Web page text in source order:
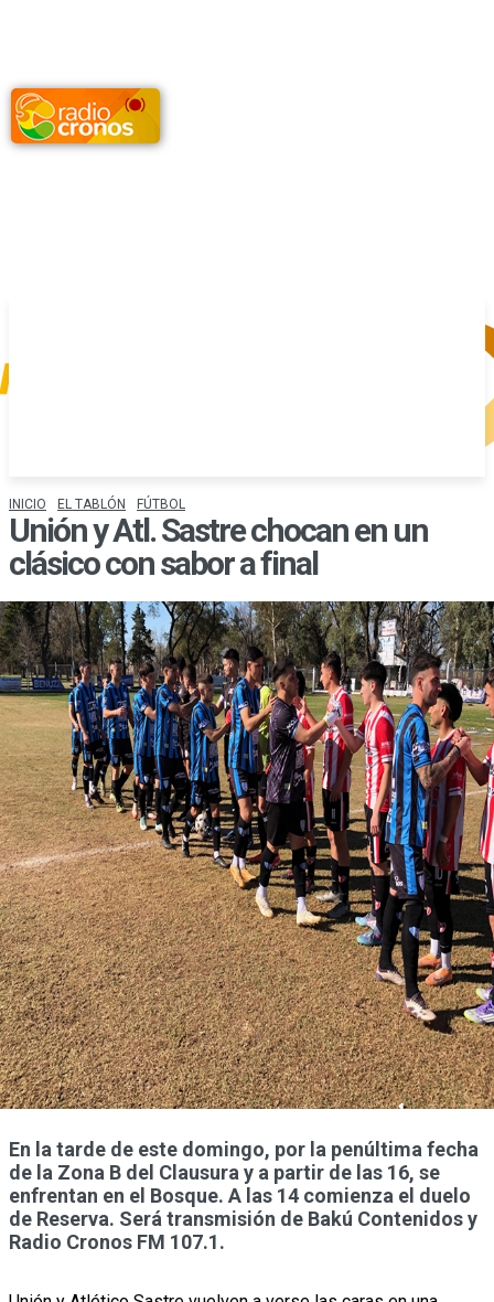
INICIO EL TABLÓN FÚTBOL
Unión y Atl. Sastre chocan en un
clásico con sabor a final
En la tarde de este domingo, por la penúltima fecha
de la Zona B del Clausura y a partir de las 16, se
enfrentan en el Bosque. A las 14 comienza el duelo
de Reserva. Será transmisión de Bakú Contenidos y
Radio Cronos FM 107.1.